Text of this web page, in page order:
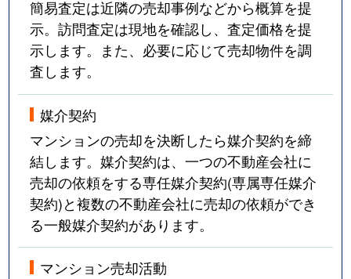
簡易査定は近隣の売却事例などから概算を提
示。訪問査定は現地を確認し、査定価格を提
示します。また、必要に応じて売却物件を調
査します。
媒介契約
マンションの売却を決断したら媒介契約を締
結します。媒介契約は、一つの不動産会社に
売却の依頼をする専任媒介契約(専属専任媒介
契約)と複数の不動産会社に売却の依頼ができ
る一般媒介契約があります。
マンション売却活動